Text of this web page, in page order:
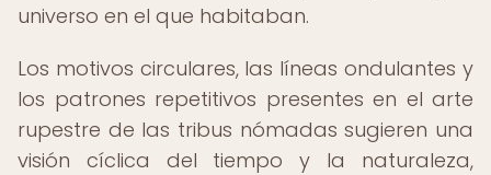
universo en el que habitaban.
Los motivos circulares, las líneas ondulantes y
los patrones repetitivos presentes en el arte
rupestre de las tribus nómadas sugieren una
visión cíclica del tiempo y la naturaleza,